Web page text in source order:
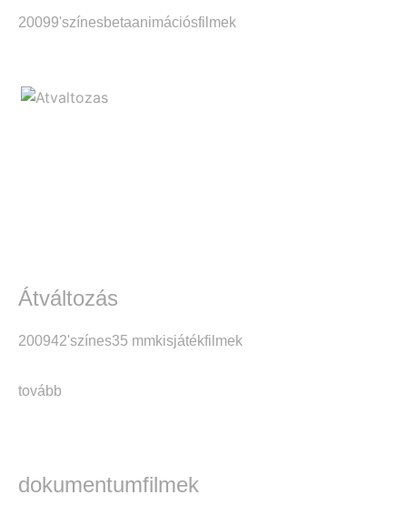
20099'színesbetaanimációsfilmek
Átváltozás
200942'színes35 mmkisjátékfilmek
tovább
dokumentumfilmek